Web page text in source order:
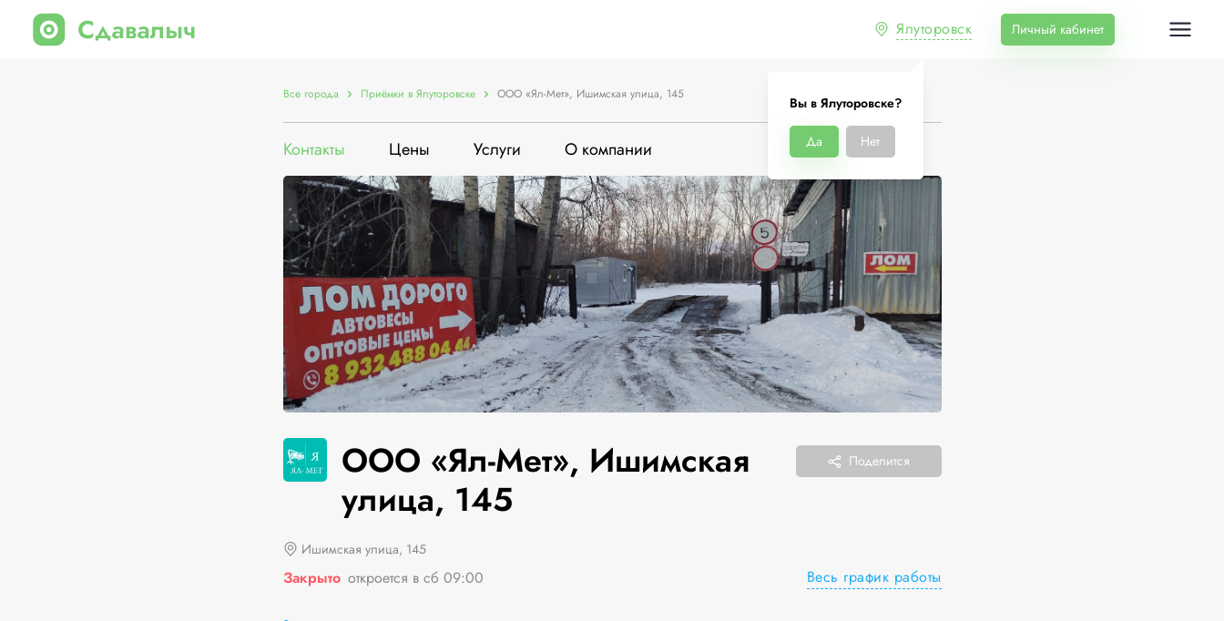
Ялуторовск
Вы в Ялуторовске?
Да Нет
Личный кабинет
Все города Приёмки в Ялуторовске ООО «Ял-Мет», Ишимская улица, 145
Контакты Цены Услуги О компании
ООО «Ял-Мет», Ишимская
улица, 145
Поделится
Ишимская улица, 145
Закрыто откроется в сб 09:00 Весь график работы